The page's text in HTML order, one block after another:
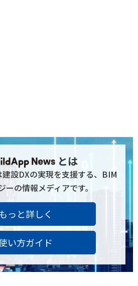
とは
設DXの実現を支援する、BIM
ーの情報メディアです。
っと詳しく
い方ガイド